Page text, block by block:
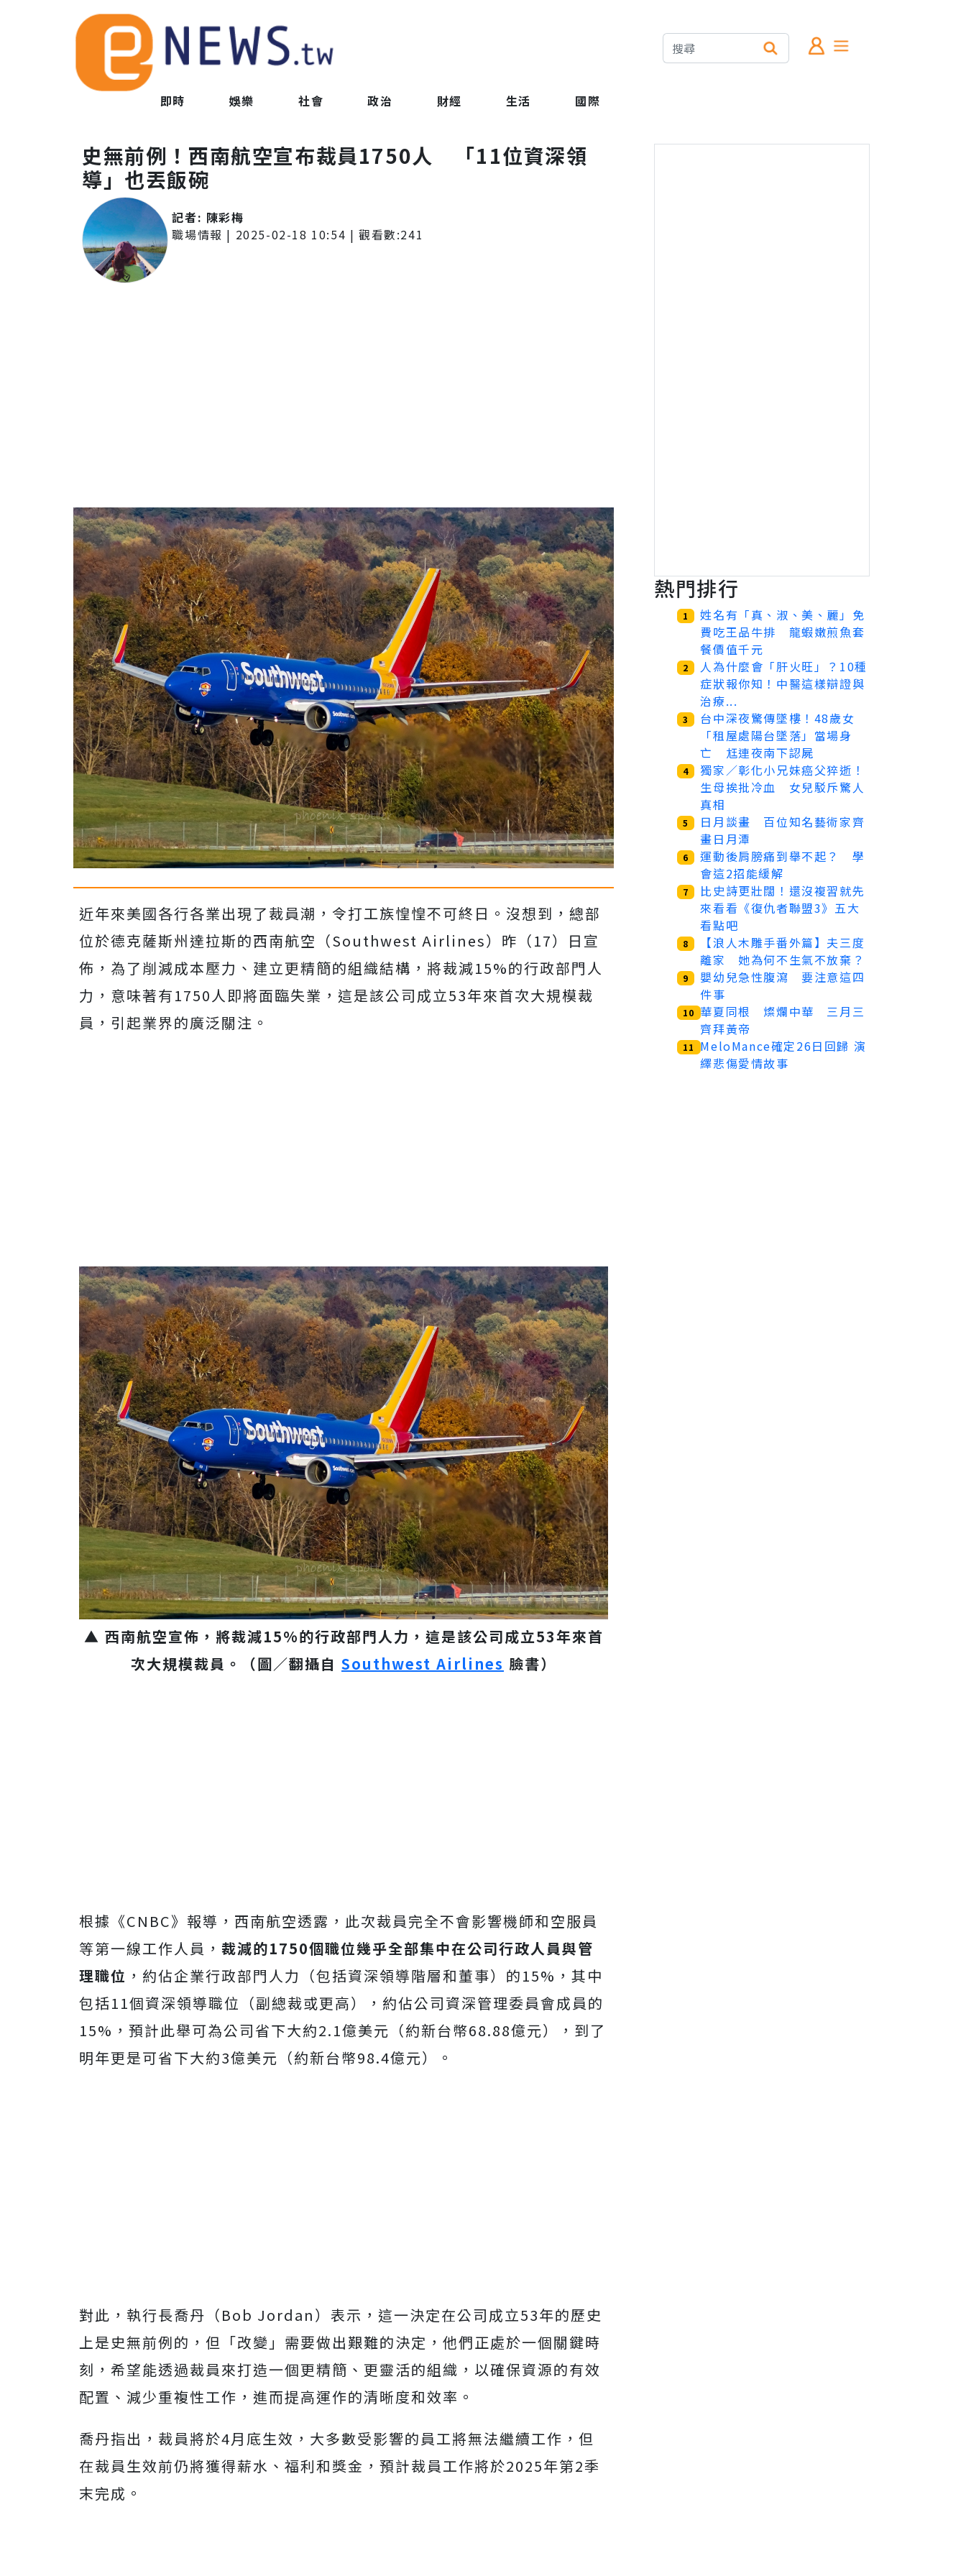
即時 娛樂 社會 政治 財經 生活 國際
史無前例！西南航空宣布裁員1750人 「11位資深領
導」也丟飯碗
記者: 陳彩梅
職場情報 | 2025-02-18 10:54 | 觀看數:241
近年來美國各行各業出現了裁員潮，令打工族惶惶不可終日。沒想到，總部
位於德克薩斯州達拉斯的西南航空（Southwest Airlines）昨（17）日宣
佈，為了削減成本壓力、建立更精簡的組織結構，將裁減15%的行政部門人
力，意味著有1750人即將面臨失業，這是該公司成立53年來首次大規模裁
員，引起業界的廣泛關注。
▲ 西南航空宣佈，將裁減15%的行政部門人力，這是該公司成立53年來首
次大規模裁員。（圖／翻攝自 Southwest Airlines 臉書）
根據《CNBC》報導，西南航空透露，此次裁員完全不會影響機師和空服員
等第一線工作人員， 裁減的1750個職位幾乎全部集中在公司行政人員與管
理職位 ，約佔企業行政部門人力（包括資深領導階層和董事）的15%，其中
包括11個資深領導職位（副總裁或更高），約佔公司資深管理委員會成員的
15%，預計此舉可為公司省下大約2.1億美元（約新台幣68.88億元），到了
明年更是可省下大約3億美元（約新台幣98.4億元）。
對此，執行長喬丹（Bob Jordan）表示，這一決定在公司成立53年的歷史
上是史無前例的，但「改變」需要做出艱難的決定，他們正處於一個關鍵時
刻，希望能透過裁員來打造一個更精簡、更靈活的組織，以確保資源的有效
配置、減少重複性工作，進而提高運作的清晰度和效率。
喬丹指出，裁員將於4月底生效，大多數受影響的員工將無法繼續工作，但
在裁員生效前仍將獲得薪水、福利和獎金，預計裁員工作將於2025年第2季
末完成。
熱門排行
1
姓名有「真、淑、美、麗」免
費吃王品牛排 龍蝦嫩煎魚套
餐價值千元
2
人為什麼會「肝火旺」？10種
症狀報你知！中醫這樣辯證與
治療...
3
台中深夜驚傳墜樓！48歲女
「租屋處陽台墜落」當場身
亡 尪連夜南下認屍
4
獨家／彰化小兄妹癌父猝逝！
生母挨批冷血 女兒駁斥驚人
真相
5
日月談畫 百位知名藝術家齊
畫日月潭
6
運動後肩膀痛到舉不起？ 學
會這2招能緩解
7
比史詩更壯闊！還沒複習就先
來看看《復仇者聯盟3》五大
看點吧
8
【浪人木雕手番外篇】夫三度
離家 她為何不生氣不放棄？
9
嬰幼兒急性腹瀉 要注意這四
件事
10 華夏同根 燦爛中華 三月三
齊拜黃帝
11
MeloMance確定26日回歸 演
繹悲傷愛情故事